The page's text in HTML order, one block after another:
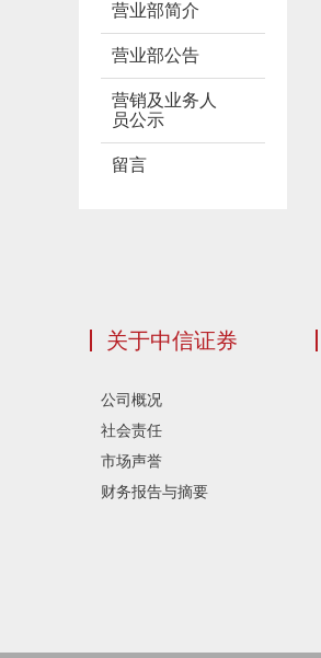
营业部简介
营业部公告
营销及业务人
员公示
留言
关于中信证券
公司概况
社会责任
市场声誉
财务报告与摘要